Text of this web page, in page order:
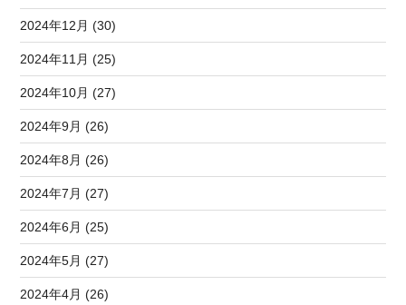
2024年12月 (30)
2024年11月 (25)
2024年10月 (27)
2024年9月 (26)
2024年8月 (26)
2024年7月 (27)
2024年6月 (25)
2024年5月 (27)
2024年4月 (26)